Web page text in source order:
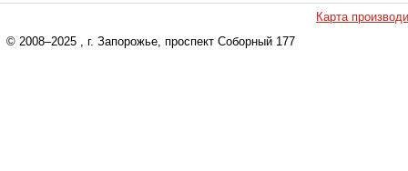
Карта
© 2008–2025 , г. Запорожье, проспект Соборный 177